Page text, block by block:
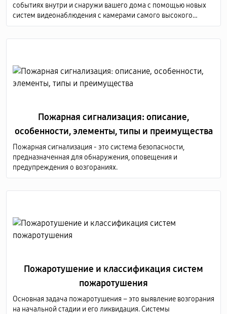
событиях внутри и снаружи вашего дома с помощью новых
систем видеонаблюдения с камерами самого высокого
качества. Мы предоставляем услуги по продаже и монтажу
Пожарная сигнализация: описание,
особенности, элементы, типы и преимущества
Пожарная сигнализация - это система безопасности,
предназначенная для обнаружения, оповещения и
предупреждения о возгораниях.
Пожаротушение и классификация систем
пожаротушения
Основная задача пожаротушения – это выявление возгорания
на начальной стадии и его ликвидация. Системы